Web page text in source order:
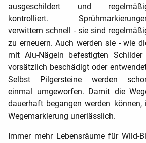
ausgeschildert und
kontrolliert.
verwittern schnell - sie sind
zu erneuern. Auch werden sie - wie
mit Alu-Nägeln befestigten Schilder
vorsätzlich beschädigt oder
Selbst Pilgersteine werden
einmal umgeworfen. Damit die
dauerhaft begangen werden können,
Wegemarkierung unerlässlich.
Immer mehr Lebensräume für Wild-